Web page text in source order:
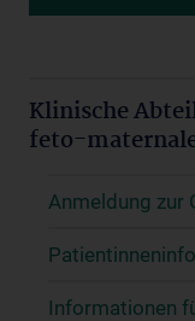
Klinische
feto-
Anmeldung zur
Informationen